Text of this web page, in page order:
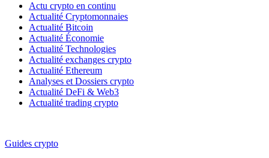
Actu crypto en continu
Actualité Cryptomonnaies
Actualité Bitcoin
Actualité Économie
Actualité Technologies
Actualité exchanges crypto
Actualité Ethereum
Analyses et Dossiers crypto
Actualité DeFi & Web3
Actualité trading crypto
Guides crypto